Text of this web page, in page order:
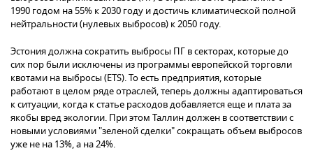
1990 годом на 55% к 2030 году и достичь климатической полной
нейтральности (нулевых выбросов) к 2050 году.
Эстония должна сократить выбросы ПГ в секторах, которые до
сих пор были исключены из программы европейской торговли
квотами на выбросы (ETS). То есть предприятия, которые
работают в целом ряде отраслей, теперь должны адаптироваться
к ситуации, когда к статье расходов добавляется еще и плата за
якобы вред экологии. При этом Таллин должен в соответствии с
новыми условиями "зеленой сделки" сокращать объем выбросов
уже не на 13%, а на 24%.